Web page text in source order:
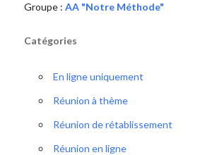
Groupe : AA "Notre Méthode"
Catégories
En ligne uniquement
Réunion à thème
Réunion de rétablissement
Réunion en ligne